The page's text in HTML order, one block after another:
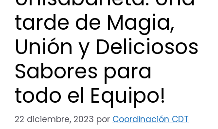
tarde de Magia,
Unión y Deliciosos
Sabores para
todo el Equipo!
22 diciembre, 2023 por Coordinación CDT